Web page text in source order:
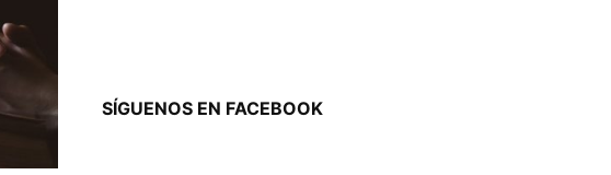
SÍGUENOS EN FACEBOOK